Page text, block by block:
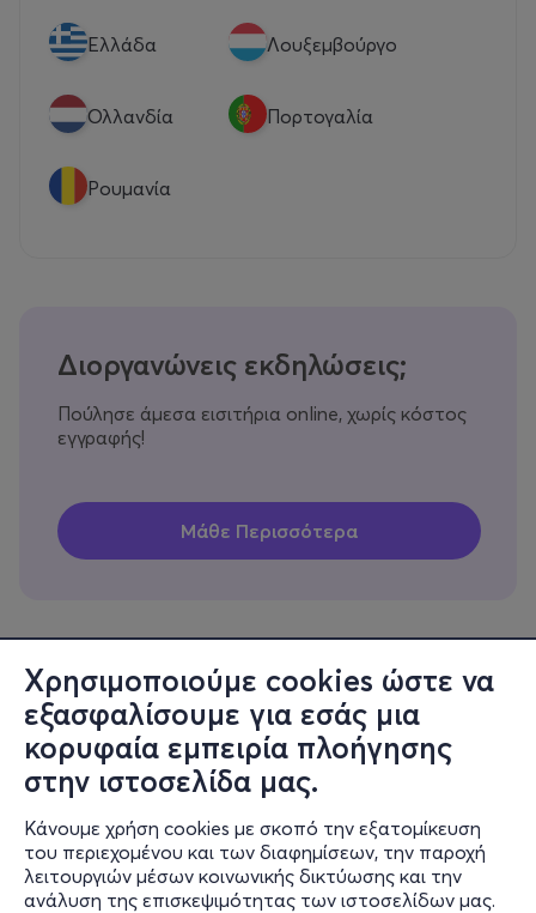
Χρησιμοποιούμε cookies ώστε να
εξασφαλίσουμε για εσάς μια
κορυφαία εμπειρία πλοήγησης
στην ιστοσελίδα μας.
Κάνουμε χρήση cookies με σκοπό την εξατομίκευση
του περιεχομένου και των διαφημίσεων, την παροχή
λειτουργιών μέσων κοινωνικής δικτύωσης και την
ανάλυση της επισκεψιμότητας των ιστοσελίδων μας.
Eλλάδα Λουξεμβούργο
Ολλανδία Πορτογαλία
Ρουμανία
Διοργανώνεις εκδηλώσεις;
Πούλησε άμεσα εισιτήρια online, χωρίς κόστος
εγγραφής!
Πληροφορίες
Υποστήριξη
Stay Connected